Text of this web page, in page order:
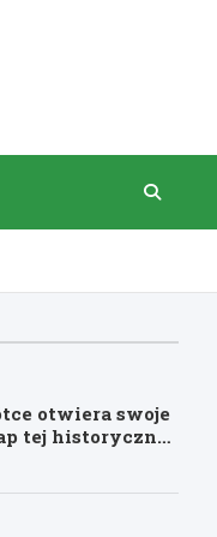
otwiera swoje
tej historycznej